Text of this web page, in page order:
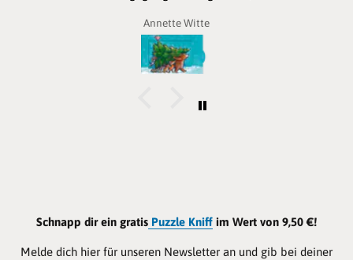
vier bestellt fuer die Enkelkinder. Sie werden grossen
Spass daran haben. Etwas teuer aber dafuer hat man
etwas Originelles. Ich kann es empfehlen, mal auf der
Homepage herum zu Stoebern.
Annette Witte
Schnapp dir ein gratis Puzzle Kniff im Wert von 9,50 €!
Melde dich hier für unseren Newsletter an und gib bei deiner